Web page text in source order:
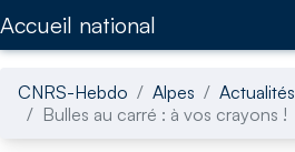
Accueil national
CNRS-Hebdo Alpes
Actualités
Bulles au carré : à vos crayons !